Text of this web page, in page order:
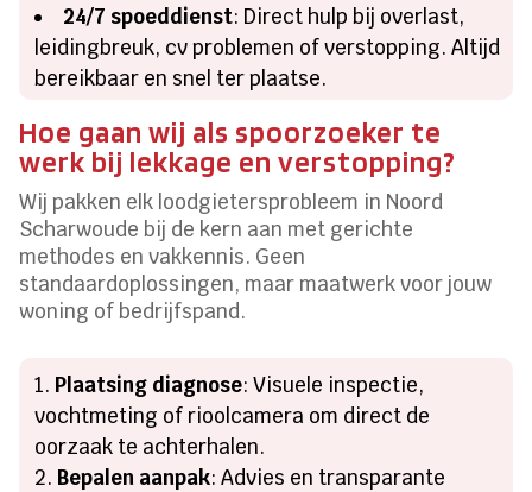
24/7 spoeddienst: Direct hulp bij overlast,
leidingbreuk, cv problemen of verstopping.​ Altijd
bereikbaar en snel ter plaatse.​
Hoe gaan wij als spoorzoeker te
werk bij lekkage en verstopping?
Wij pakken elk loodgietersprobleem in Noord
Scharwoude bij de kern aan met gerichte
methodes en vakkennis.​ Geen
standaardoplossingen, maar maatwerk voor jouw
woning of bedrijfspand.​
Plaatsing diagnose: Visuele inspectie,
vochtmeting of rioolcamera om direct de
oorzaak te achterhalen.​
Bepalen aanpak: Advies en transparante